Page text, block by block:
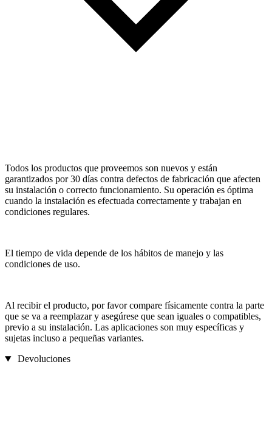
Todos los productos que proveemos son nuevos y están
garantizados por 30 días contra defectos de fabricación que afecten
su instalación o correcto funcionamiento. Su operación es óptima
cuando la instalación es efectuada correctamente y trabajan en
condiciones regulares.
El tiempo de vida depende de los hábitos de manejo y las
condiciones de uso.
Al recibir el producto, por favor compare físicamente contra la parte
que se va a reemplazar y asegúrese que sean iguales o compatibles,
previo a su instalación. Las aplicaciones son muy específicas y
sujetas incluso a pequeñas variantes.
Devoluciones